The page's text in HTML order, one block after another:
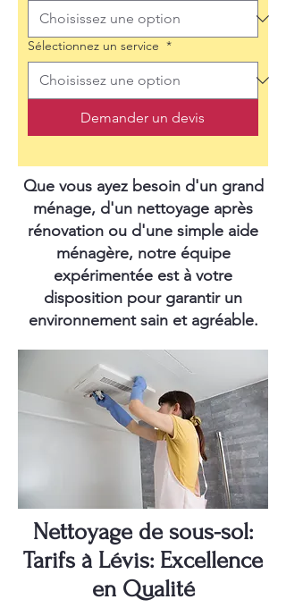
Sélectionnez un service *
Demander un devis
Que vous ayez besoin d'un grand
ménage, d'un nettoyage après
rénovation ou d'une simple aide
ménagère, notre équipe
expérimentée est à votre
disposition pour garantir un
environnement sain et agréable.
Nettoyage de sous-sol:
Tarifs à Lévis: Excellence
en Qualité